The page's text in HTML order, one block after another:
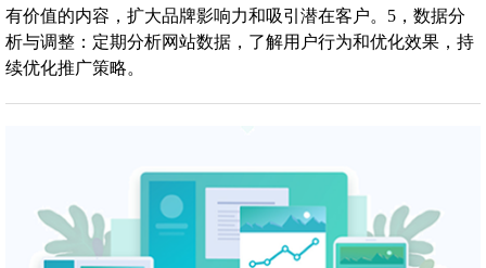
有价值的内容，扩大品牌影响力和吸引潜在客户。5，数据分
析与调整：定期分析网站数据，了解用户行为和优化效果，持
续优化推广策略。